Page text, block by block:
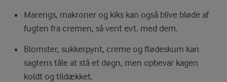
Marengs, makroner og kiks kan også blive bløde af
fugten fra cremen, så vent evt. med dem.
Blomster, sukkerpynt, creme og flødeskum kan
sagtens tåle at stå et døgn, men opbevar kagen
koldt og tildækket.